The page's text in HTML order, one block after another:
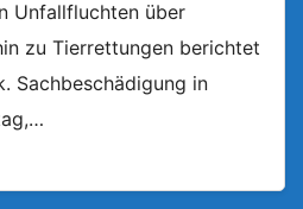
Unfallfluchten über
zu Tierrettungen berichtet
Sachbeschädigung in